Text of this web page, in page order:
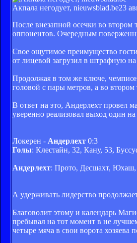
Акпала негодует, nieuwsblad.be23
После внезапной осечки во
оппонентов. Очередным
Свое ощутимое преимущество
от лицевой загрузил в штрафную
Продолжая в том же ключе,
головой с пары метров, а во
В ответ на это, Андерлехт провел
уверенно реализовал выход один
Локерен - Андерлехт 0:3
Голы: Клестайн, 32, Кану, 53,
Андерлехт: Прото, Десшахт, Юхаш,
А удерживать лидерство
Благоволит этому и календарь
пребывал на тот момент в не
четыре мяча в свои ворота хозяева